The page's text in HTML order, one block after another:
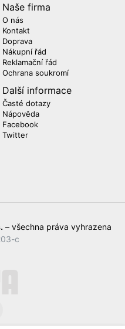
Naše firma
O nás
Kontakt
Doprava
Nákupní řád
Reklamační řád
Ochrana soukromí
Další informace
Časté dotazy
Nápověda
Facebook
Twitter
– všechna práva vyhrazena
c